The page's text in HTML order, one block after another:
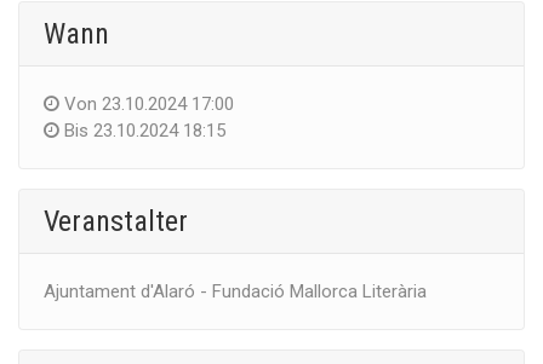
Wann
Von 23.10.2024 17:00
Bis 23.10.2024 18:15
Veranstalter
Ajuntament d'Alaró - Fundació Mallorca Literària